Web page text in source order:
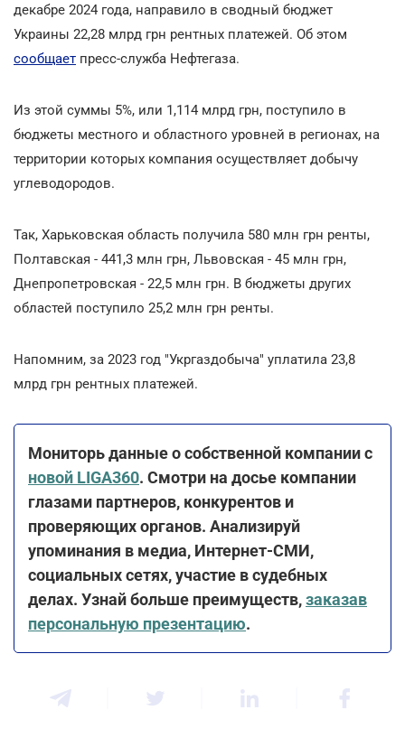
декабре 2024 года, направило в сводный бюджет
Украины 22,28 млрд грн рентных платежей. Об этом
сообщает пресс-служба Нефтегаза.
Из этой суммы 5%, или 1,114 млрд грн, поступило в
бюджеты местного и областного уровней в регионах, на
территории которых компания осуществляет добычу
углеводородов.
Так, Харьковская область получила 580 млн грн ренты,
Полтавская - 441,3 млн грн, Львовская - 45 млн грн,
Днепропетровская - 22,5 млн грн. В бюджеты других
областей поступило 25,2 млн грн ренты.
Напомним, за 2023 год "Укргаздобыча" уплатила 23,8
млрд грн рентных платежей.
Мониторь данные о собственной компании с
новой LIGA360. Смотри на досье компании
глазами партнеров, конкурентов и
проверяющих органов. Анализируй
упоминания в медиа, Интернет-СМИ,
социальных сетях, участие в судебных
делах. Узнай больше преимуществ,заказав
персональную презентацию.